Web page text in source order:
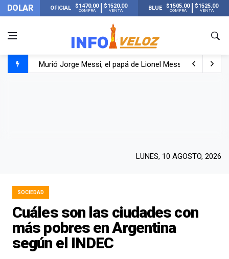
DOLAR OFICIAL $1470.00
COMPRA
$1520.00
VENTA BLUE $1505.00
COMPRA
$1525.00
VENTA
Murió Jorge Messi, el papá de Lionel Messi
LUNES, 10 AGOSTO, 2026
SOCIEDAD
Cuáles son las ciudades con
más pobres en Argentina
según el INDEC